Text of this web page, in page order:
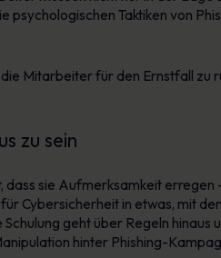
Taktiken von
Mitarbeiter für den Ernstfall zu
zu sein
sie Aufmerksamkeit erregen
Cybersicherheit in etwas, mit
geht über Regeln hinaus
hinter Phishing-